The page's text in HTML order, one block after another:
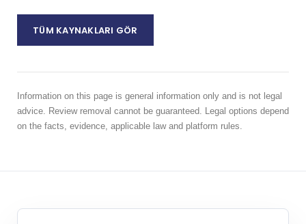
TÜM KAYNAKLARI GÖR
Information on this page is general information only and is not legal
advice. Review removal cannot be guaranteed. Legal options depend
on the facts, evidence, applicable law and platform rules.